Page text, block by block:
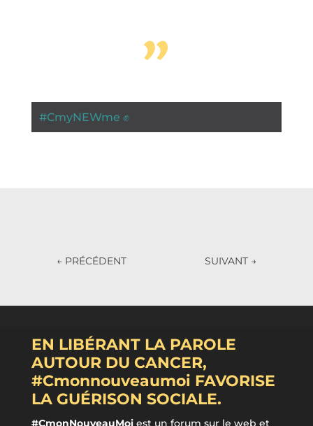
”
#CmyNEWme ✊
← PRÉCÉDENT SUIVANT →
EN LIBÉRANT LA PAROLE
AUTOUR DU CANCER,
#Cmonnouveaumoi FAVORISE
LA GUÉRISON SOCIALE.
#CmonNouveauMoiest un forum sur le web et